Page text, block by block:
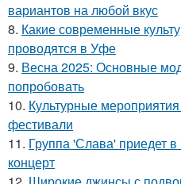
вариантов на любой вкус
8. Какие современные
проводятся в Уфе
9. Весна 2025: Основные
попробовать
10. Культурные
фестивали
11. Группа 'Слава' приедет
концерт